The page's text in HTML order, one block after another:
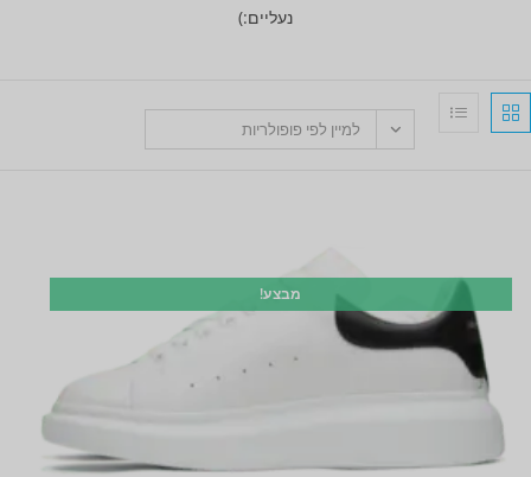
נעליים:)
למיין לפי פופולריות
מבצע!